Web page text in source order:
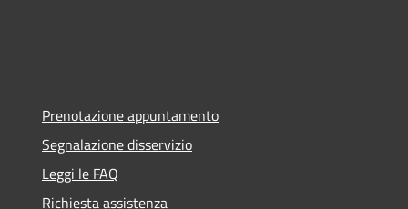
Prenotazione appuntamento
Segnalazione disservizio
Leggi le FAQ
Richiesta assistenza